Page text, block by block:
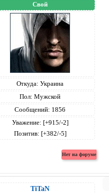
Свой
Откуда: Украина
Пол: Мужской
Сообщений: 1856
Уважение: [+915/-2]
Позитив: [+382/-5]
TiTaN